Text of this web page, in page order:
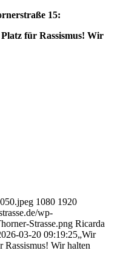
15:
für Rassismus! Wir
1080 1920
wp-
Strasse.png Ricarda
03-20 09:19:25„Wir
Rassismus! Wir halten